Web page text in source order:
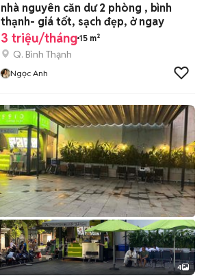
nhà nguyên căn dư 2 phòng , bình
thạnh- giá tốt, sạch đẹp, ở ngay
3 triệu/tháng 15 m²
Q. Bình Thạnh
Ngọc Anh
4